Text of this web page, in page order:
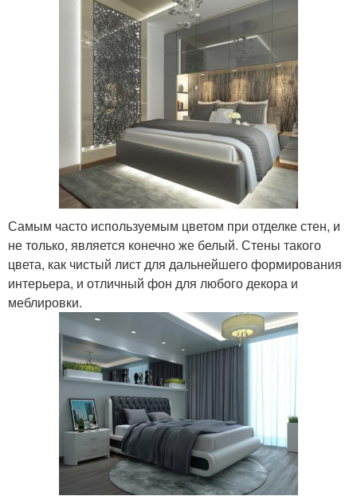
Самым часто используемым цветом при отделке стен, и
не только, является конечно же белый. Стены такого
цвета, как чистый лист для дальнейшего формирования
интерьера, и отличный фон для любого декора и
меблировки.